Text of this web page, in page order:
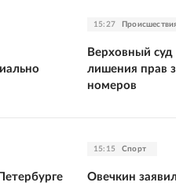
15:27
Верховный суд
лишения прав
номеров
15:15 Спорт
Овечкин